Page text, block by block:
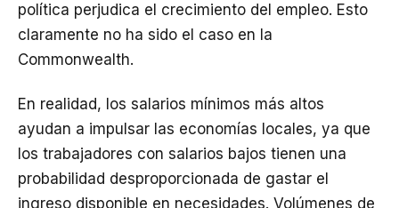
política perjudica el crecimiento del empleo. Esto
claramente no ha sido el caso en la
Commonwealth.
En realidad, los salarios mínimos más altos
ayudan a impulsar las economías locales, ya que
los trabajadores con salarios bajos tienen una
probabilidad desproporcionada de gastar el
ingreso disponible en necesidades. Volúmenes de